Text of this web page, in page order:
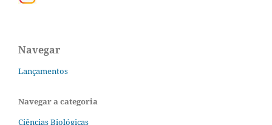
Navegar
Lançamentos
Navegar a categoria
Ciências Biológicas